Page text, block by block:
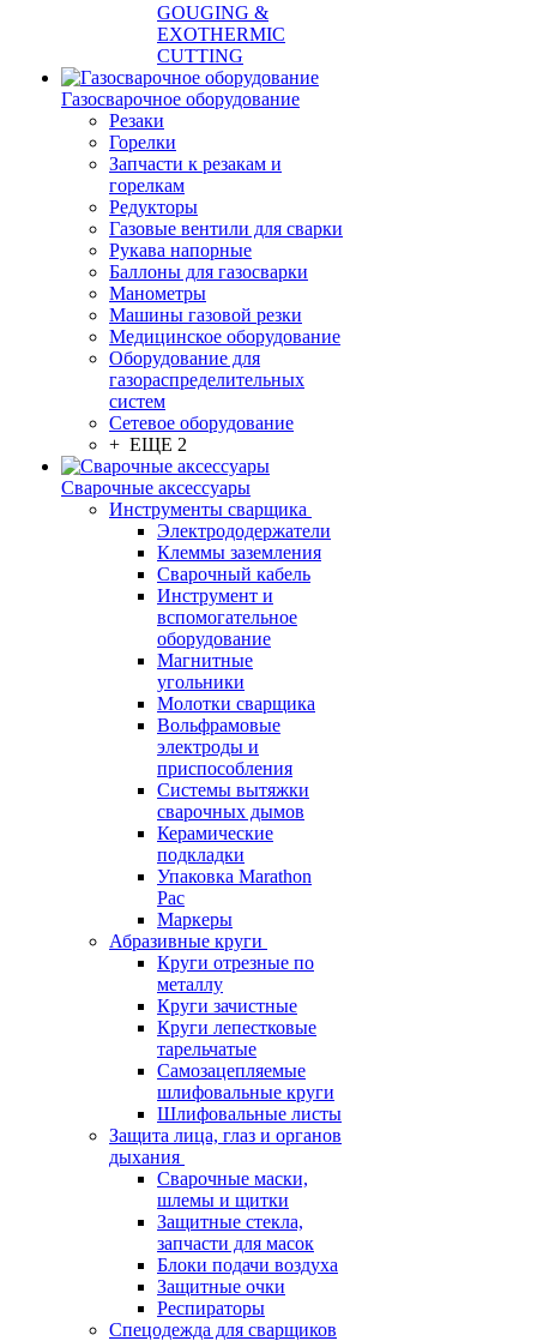
GOUGING &
EXOTHERMIC
CUTTING
Газосварочное оборудование
Резаки
Горелки
Запчасти к резакам и
горелкам
Редукторы
Газовые вентили для сварки
Рукава напорные
Баллоны для газосварки
Манометры
Машины газовой резки
Медицинское оборудование
Оборудование для
газораспределительных
систем
Сетевое оборудование
+ ЕЩЕ 2
Сварочные аксессуары
Инструменты сварщика
Электрододержатели
Клеммы заземления
Сварочный кабель
Инструмент и
вспомогательное
оборудование
Магнитные
угольники
Молотки сварщика
Вольфрамовые
электроды и
приспособления
Системы вытяжки
сварочных дымов
Керамические
подкладки
Упаковка Marathon
Pac
Маркеры
Абразивные круги
Круги отрезные по
металлу
Круги зачистные
Круги лепестковые
тарельчатые
Самозацепляемые
шлифовальные круги
Шлифовальные листы
Защита лица, глаз и органов
дыхания
Сварочные маски,
шлемы и щитки
Защитные стекла,
запчасти для масок
Блоки подачи воздуха
Защитные очки
Респираторы
Спецодежда для сварщиков